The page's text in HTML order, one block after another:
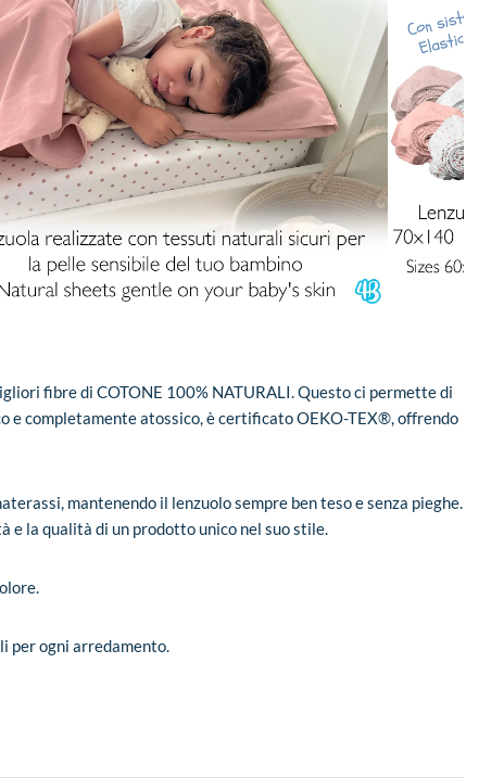
fibre di COTONE 100% NATURALI. Questo ci permette di
e completamente atossico, è certificato OEKO-TEX®, offrendo
mantenendo il lenzuolo sempre ben teso e senza pieghe.
la qualità di un prodotto unico nel suo stile.
per ogni arredamento.